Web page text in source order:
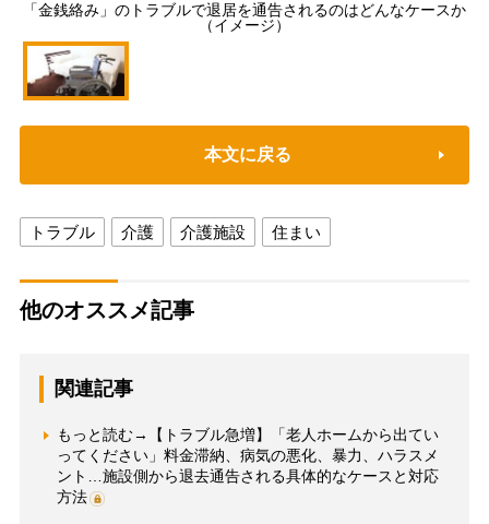
「金銭絡み」のトラブルで退居を通告されるのはどんなケースか
（イメージ）
本文に戻る
トラブル 介護 介護施設 住まい
他のオススメ記事
関連記事
もっと読む→【トラブル急増】「老人ホームから出てい
ってください」料金滞納、病気の悪化、暴力、ハラスメ
ント…施設側から退去通告される具体的なケースと対応
方法